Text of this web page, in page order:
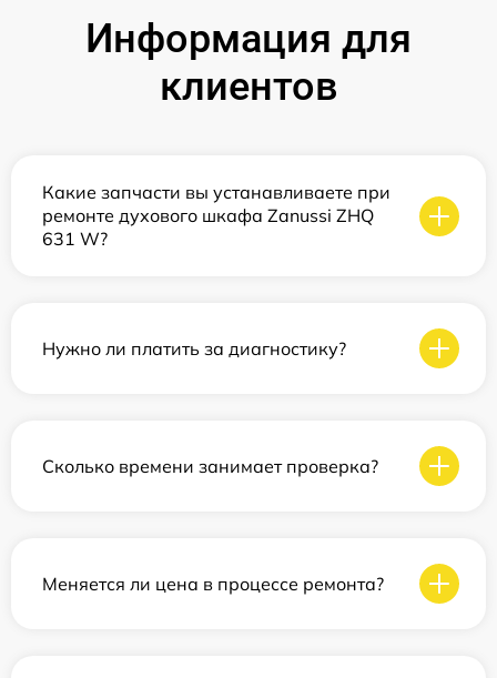
Информация для
клиентов
Какие запчасти вы устанавливаете при
ремонте духового шкафа Zanussi ZHQ
631 W?
Нужно ли платить за диагностику?
Сколько времени занимает проверка?
Меняется ли цена в процессе ремонта?